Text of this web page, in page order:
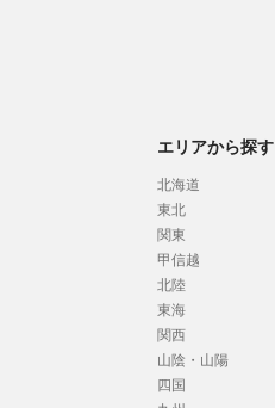
エリアから探す
北海道
東北
関東
甲信越
北陸
東海
関西
山陰・山陽
四国